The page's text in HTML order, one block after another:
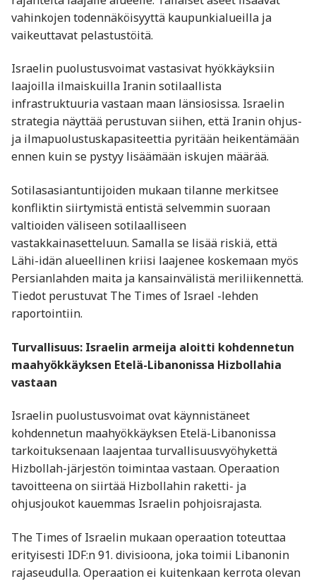
vahinkojen todennäköisyyttä kaupunkialueilla ja
vaikeuttavat pelastustöitä.
Israelin puolustusvoimat vastasivat hyökkäyksiin
laajoilla ilmaiskuilla Iranin sotilaallista
infrastruktuuria vastaan maan länsiosissa. Israelin
strategia näyttää perustuvan siihen, että Iranin ohjus-
ja ilmapuolustuskapasiteettia pyritään heikentämään
ennen kuin se pystyy lisäämään iskujen määrää.
Sotilasasiantuntijoiden mukaan tilanne merkitsee
konfliktin siirtymistä entistä selvemmin suoraan
valtioiden väliseen sotilaalliseen
vastakkainasetteluun. Samalla se lisää riskiä, että
Lähi-idän alueellinen kriisi laajenee koskemaan myös
Persianlahden maita ja kansainvälistä meriliikennettä.
Tiedot perustuvat The Times of Israel -lehden
raportointiin.
Turvallisuus: Israelin armeija aloitti kohdennetun
maahyökkäyksen Etelä-Libanonissa Hizbollahia
vastaan
Israelin puolustusvoimat ovat käynnistäneet
kohdennetun maahyökkäyksen Etelä-Libanonissa
tarkoituksenaan laajentaa turvallisuusvyöhykettä
Hizbollah-järjestön toimintaa vastaan. Operaation
tavoitteena on siirtää Hizbollahin raketti- ja
ohjusjoukot kauemmas Israelin pohjoisrajasta.
The Times of Israelin mukaan operaation toteuttaa
erityisesti IDF:n 91. divisioona, joka toimii Libanonin
rajaseudulla. Operaation ei kuitenkaan kerrota olevan